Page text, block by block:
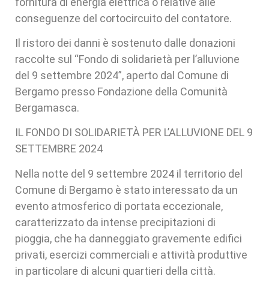
conseguenze del cortocircuito del contatore.
Il ristoro dei danni è sostenuto dalle donazioni
raccolte sul “Fondo di solidarietà per l’alluvione
del 9 settembre 2024”, aperto dal Comune di
Bergamo presso Fondazione della Comunità
Bergamasca.
IL FONDO DI SOLIDARIETÀ PER L’ALLUVIONE DEL 9
SETTEMBRE 2024
Nella notte del 9 settembre 2024 il territorio del
Comune di Bergamo è stato interessato da un
evento atmosferico di portata eccezionale,
caratterizzato da intense precipitazioni di
pioggia, che ha danneggiato gravemente edifici
privati, esercizi commerciali e attività produttive
in particolare di alcuni quartieri della città.